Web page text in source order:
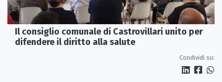
Il consiglio comunale di Castrovillari unito per
difendere il diritto alla salute
Condividi su: